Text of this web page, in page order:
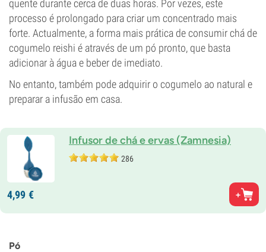
quente durante cerca de duas horas. Por vezes, este
processo é prolongado para criar um concentrado mais
forte. Actualmente, a forma mais prática de consumir chá de
cogumelo reishi é através de um pó pronto, que basta
adicionar à água e beber de imediato.
No entanto, também pode adquirir o cogumelo ao natural e
preparar a infusão em casa.
Infusor de chá e ervas (Zamnesia)
286
4,99 €
Pó